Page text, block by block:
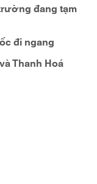
đang tạm
đi ngang
Thanh Hoá